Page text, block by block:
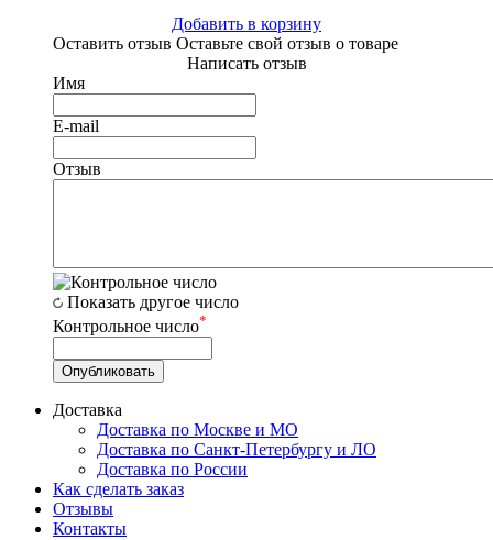
Добавить в корзину
Оставить отзыв Оставьте свой отзыв о товаре
Написать отзыв
Имя
E-mail
Отзыв
Показать другое число
Контрольное число*
Доставка
Доставка по Москве и МО
Доставка по Санкт-Петербургу и ЛО
Доставка по России
Как сделать заказ
Отзывы
Контакты